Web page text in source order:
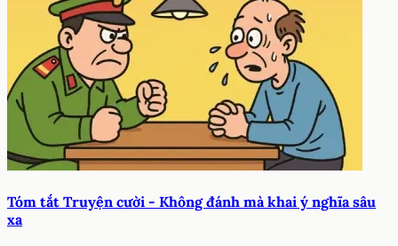
Tóm tắt Truyện cười - Không đánh mà khai ý nghĩa sâu
xa